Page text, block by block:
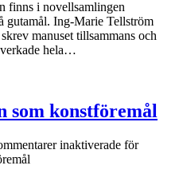
finns i novellsamlingen
gutamål. Ing-Marie Tellström
manuset tillsammans och
hela…
som konstföremål
inaktiverade för